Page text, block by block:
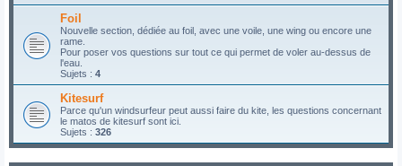
Foil
Nouvelle section, dédiée au foil, avec une voile, une wing ou encore une
rame.
Pour poser vos questions sur tout ce qui permet de voler au-dessus de
l'eau.
Sujets : 4
Kitesurf
Parce qu'un windsurfeur peut aussi faire du kite, les questions concernant
le matos de kitesurf sont ici.
Sujets : 326